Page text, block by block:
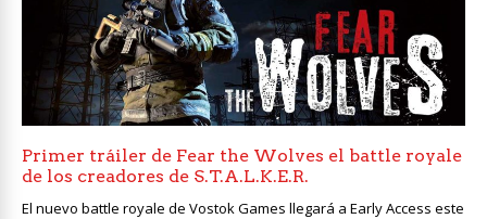
Primer tráiler de Fear the Wolves el battle royale
de los creadores de S.T.A.L.K.E.R.
El nuevo battle royale de Vostok Games llegará a Early Access este